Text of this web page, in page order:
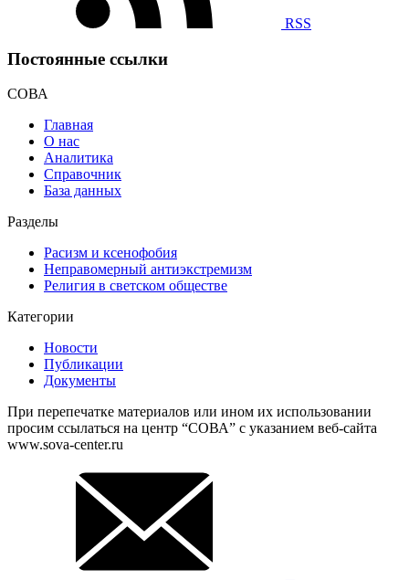
RSS
Постоянные ссылки
СОВА
Главная
О нас
Аналитика
Справочник
База данных
Разделы
Расизм и ксенофобия
Неправомерный антиэкстремизм
Религия в светском обществе
Категории
Новости
Публикации
Документы
При перепечатке материалов или ином их использовании
просим ссылаться на центр “СОВА” с указанием веб-сайта
www.sova-center.ru